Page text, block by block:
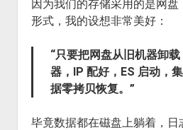
因为我们的存储采用的是网盘
形式，我的设想非常美好：
“只要把网盘从旧机器卸
器，IP 配好，ES 启动，
据零拷贝恢复。”
毕竟数据都在磁盘上躺着，